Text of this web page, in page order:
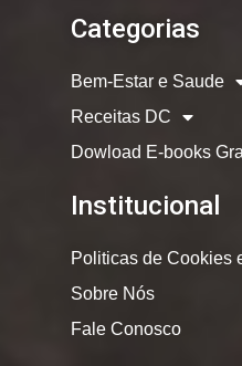
Categorias
Bem-Estar e Saude
Receitas DC
Dowload E-books
Institucional
Politicas de Cookies
Sobre Nós
Fale Conosco